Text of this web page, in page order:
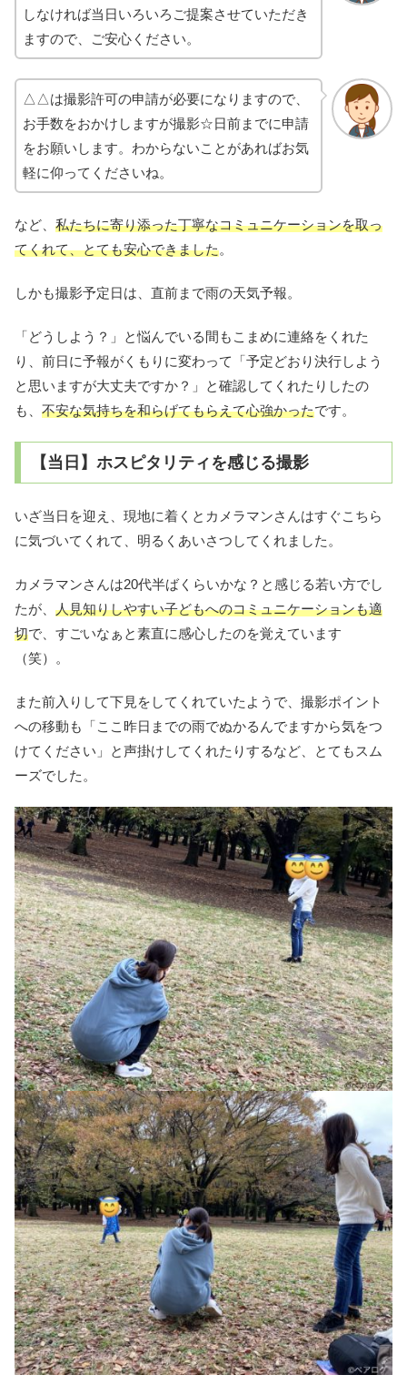
しなければ当日いろいろご提案させていただき
ますので、ご安心ください。
△△は撮影許可の申請が必要になりますので、
お手数をおかけしますが撮影☆日前までに申請
をお願いします。わからないことがあればお気
軽に仰ってくださいね。
など、 私たちに寄り添った丁寧なコミュニケーションを取っ
てくれて、とても安心できました。
しかも撮影予定日は、直前まで雨の天気予報。
「どうしよう？」と悩んでいる間もこまめに連絡をくれた
り、前日に予報がくもりに変わって「予定どおり決行しよう
と思いますが大丈夫ですか？」と確認してくれたりしたの
も、 不安な気持ちを和らげてもらえて心強かったです。
【当日】ホスピタリティを感じる撮影
いざ当日を迎え、現地に着くとカメラマンさんはすぐこちら
に気づいてくれて、明るくあいさつしてくれました。
カメラマンさんは20代半ばくらいかな？と感じる若い方でし
たが、 人見知りしやすい子どもへのコミュニケーションも適
切で、すごいなぁと素直に感心したのを覚えています
（笑）。
また前入りして下見をしてくれていたようで、撮影ポイント
への移動も「ここ昨日までの雨でぬかるんでますから気をつ
けてください」と声掛けしてくれたりするなど、とてもスム
ーズでした。